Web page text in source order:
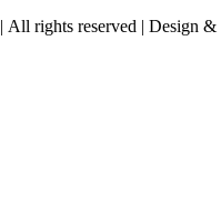
| All rights reserved | Design &